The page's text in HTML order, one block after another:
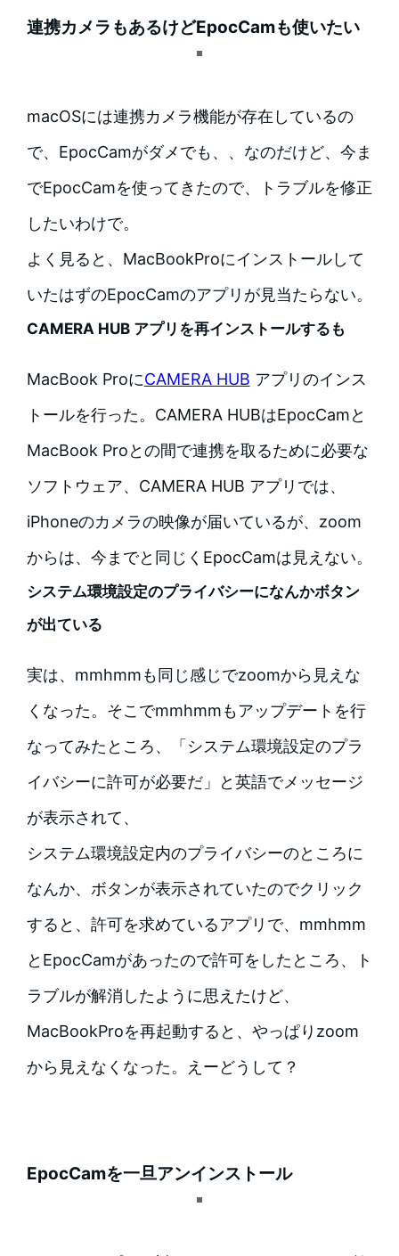
連携カメラもあるけどEpocCamも使いたい
macOSには連携カメラ機能が存在しているの
で、EpocCamがダメでも、、なのだけど、今ま
でEpocCamを使ってきたので、トラブルを修正
したいわけで。
よく見ると、MacBookProにインストールして
いたはずのEpocCamのアプリが見当たらない。
CAMERA HUB アプリを再インストールするも
MacBook ProにCAMERA HUB アプリのインス
トールを行った。CAMERA HUBはEpocCamと
MacBook Proとの間で連携を取るために必要な
ソフトウェア、CAMERA HUB アプリでは、
iPhoneのカメラの映像が届いているが、zoom
からは、今までと同じくEpocCamは見えない。
システム環境設定のプライバシーになんかボタン
が出ている
実は、mmhmmも同じ感じでzoomから見えな
くなった。そこでmmhmmもアップデートを行
なってみたところ、「システム環境設定のプラ
イバシーに許可が必要だ」と英語でメッセージ
が表示されて、
システム環境設定内のプライバシーのところに
なんか、ボタンが表示されていたのでクリック
すると、許可を求めているアプリで、mmhmm
とEpocCamがあったので許可をしたところ、ト
ラブルが解消したように思えたけど、
MacBookProを再起動すると、やっぱりzoom
から見えなくなった。えーどうして？
EpocCamを一旦アンインストール